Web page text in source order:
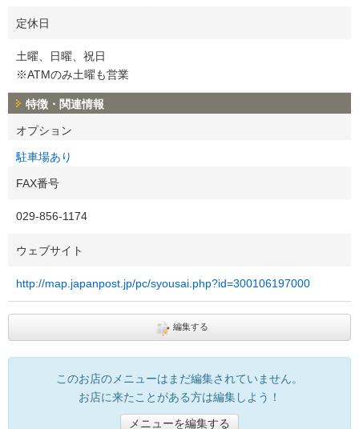
定休日
土曜、日曜、祝日
※ATMのみ土曜も営業
特徴・関連情報
オプション
駐車場あり
FAX番号
029-856-1174
ウェブサイト
http://map.japanpost.jp/pc/syousai.php?id=300106197000
編集する
このお店のメニューはまだ編集されていません。
お店に来たことがある方は編集しよう！
メニューを編集する